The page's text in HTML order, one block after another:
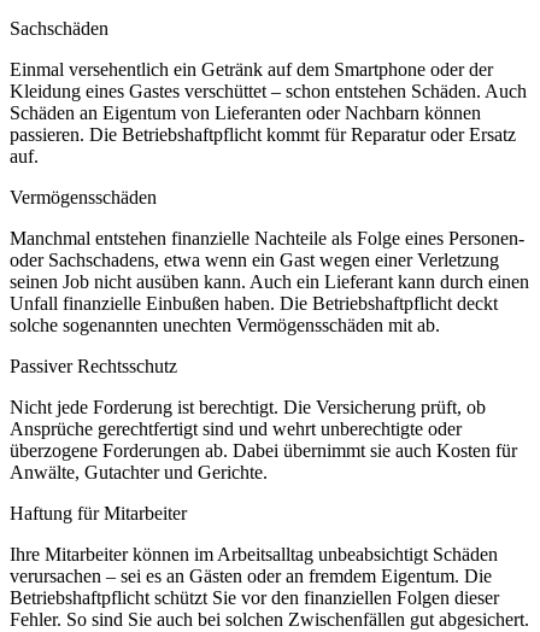
Sachschäden
Einmal versehentlich ein Getränk auf dem Smartphone oder der
Kleidung eines Gastes verschüttet – schon entstehen Schäden. Auch
Schäden an Eigentum von Lieferanten oder Nachbarn können
passieren. Die Betriebshaftpflicht kommt für Reparatur oder Ersatz
auf.
Vermögensschäden
Manchmal entstehen finanzielle Nachteile als Folge eines Personen-
oder Sachschadens, etwa wenn ein Gast wegen einer Verletzung
seinen Job nicht ausüben kann. Auch ein Lieferant kann durch einen
Unfall finanzielle Einbußen haben. Die Betriebshaftpflicht deckt
solche sogenannten unechten Vermögensschäden mit ab.
Passiver Rechtsschutz
Nicht jede Forderung ist berechtigt. Die Versicherung prüft, ob
Ansprüche gerechtfertigt sind und wehrt unberechtigte oder
überzogene Forderungen ab. Dabei übernimmt sie auch Kosten für
Anwälte, Gutachter und Gerichte.
Haftung für Mitarbeiter
Ihre Mitarbeiter können im Arbeitsalltag unbeabsichtigt Schäden
verursachen – sei es an Gästen oder an fremdem Eigentum. Die
Betriebshaftpflicht schützt Sie vor den finanziellen Folgen dieser
Fehler. So sind Sie auch bei solchen Zwischenfällen gut abgesichert.